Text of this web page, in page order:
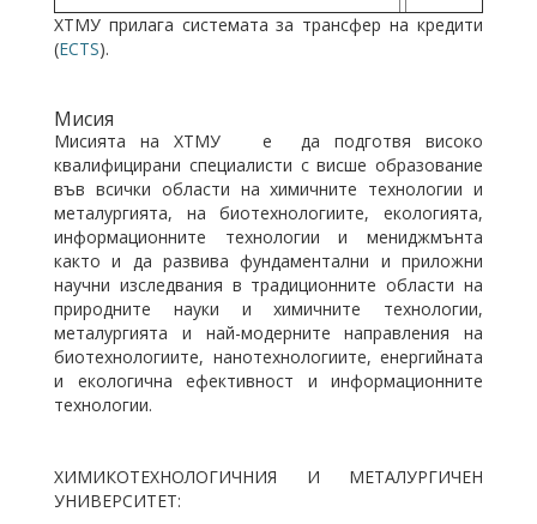
ХТМУ прилага системата за трансфер на кредити
(ECTS).
Мисия
Мисията на ХТМУ e да подготвя високо
квалифицирани специалисти с висше образование
във всички области на химичните технологии и
металургията, на биотехнологиите, екологията,
информационните технологии и мениджмънта
както и да развива фундаментални и приложни
научни изследвания в традиционните области на
природните науки и химичните технологии,
металургията и най-модерните направления на
биотехнологиите, нанотехнологиите, енергийната
и екологична ефективност и информационните
технологии.
ХИМИКОТЕХНОЛОГИЧНИЯ И МЕТАЛУРГИЧЕН
УНИВЕРСИТЕТ: